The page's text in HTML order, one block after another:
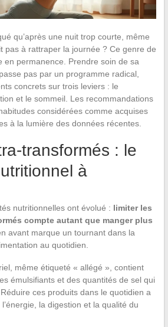
qu’après une nuit trop courte, même
pas à rattraper la journée ? Ce genre de
en permanence. Prendre soin de sa
pas par un programme radical,
concrets sur trois leviers : le
et le sommeil. Les recommandations
considérées comme acquises
à la lumière des données récentes.
transformés : le
à
nutritionnelles ont évolué : limiter les
compte autant que manger plus
avant marque un tournant dans la
au quotidien.
même étiqueté « allégé », contient
émulsifiants et des quantités de sel qui
ces produits dans le quotidien a
la digestion et la qualité du